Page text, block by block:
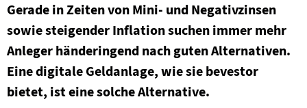
Gemeinsam sparen
bevestor App
Kontakt
FAQ
Gerade in Zeiten von Mini- und Negativzinsen
sowie steigender Inflation suchen immer mehr
Anleger händeringend nach guten Alternativen.
Eine digitale Geldanlage, wie sie bevestor
bietet, ist eine solche Alternative.